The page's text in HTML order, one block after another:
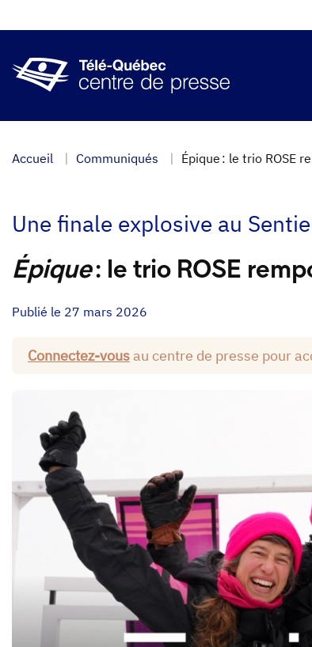
au
principal
Accueil Communiqués Épique : le trio ROSE
Une finale explosive au
Épique: le trio ROSE
Publié le 27 mars 2026
Connectez-vous au centre de presse pour